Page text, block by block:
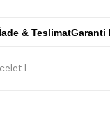
İade & TeslimatGaranti
L